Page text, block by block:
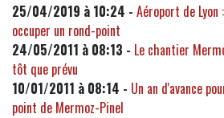
25/04/2019 à 10:24 - Aéroport de
occuper un rond-point
24/05/2011 à 08:13 - Le chantier
tôt que prévu
10/01/2011 à 08:14 - Un an d'avance
point de Mermoz-Pinel